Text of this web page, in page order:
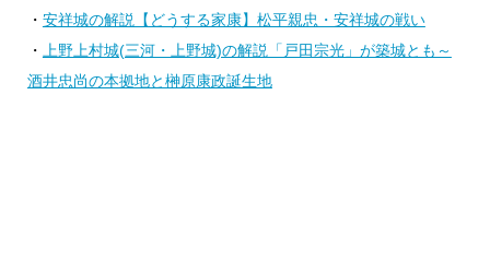
・ 安祥城の解説【どうする家康】松平親忠・安祥城の戦い
・ 上野上村城(三河・上野城)の解説「戸田宗光」が築城とも～
酒井忠尚の本拠地と榊原康政誕生地